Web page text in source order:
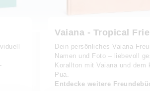
Vaiana - Tropical
Dein persönliches Vaiana-
Namen und Foto – liebevoll
Korallton mit Vaiana und dem
Pua.
Entdecke weitere